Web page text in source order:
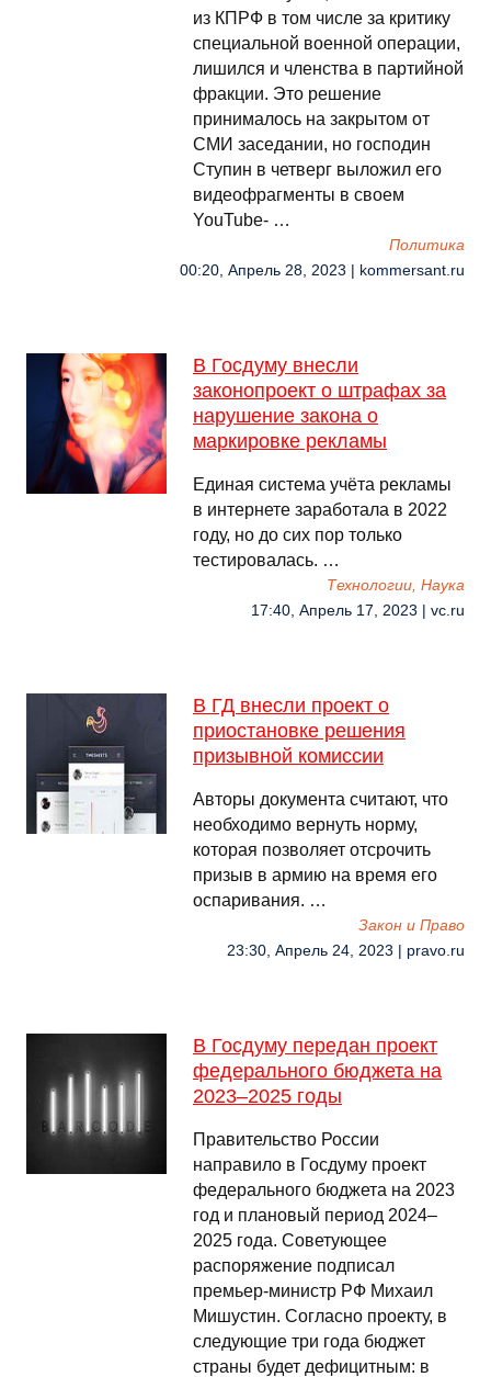
из КПРФ в том числе за критику
специальной военной операции,
лишился и членства в партийной
фракции. Это решение
принималось на закрытом от
СМИ заседании, но господин
Ступин в четверг выложил его
видеофрагменты в своем
YouTube- …
Политика
00:20, Апрель 28, 2023 | kommersant.ru
В Госдуму внесли
законопроект о штрафах за
нарушение закона о
маркировке рекламы
Единая система учёта рекламы
в интернете заработала в 2022
году, но до сих пор только
тестировалась. …
Технологии, Наука
17:40, Апрель 17, 2023 | vc.ru
В ГД внесли проект о
приостановке решения
призывной комиссии
Авторы документа считают, что
необходимо вернуть норму,
которая позволяет отсрочить
призыв в армию на время его
оспаривания. …
Закон и Право
23:30, Апрель 24, 2023 | pravo.ru
В Госдуму передан проект
федерального бюджета на
2023–2025 годы
Правительство России
направило в Госдуму проект
федерального бюджета на 2023
год и плановый период 2024–
2025 года. Советующее
распоряжение подписал
премьер-министр РФ Михаил
Мишустин. Согласно проекту, в
следующие три года бюджет
страны будет дефицитным: в